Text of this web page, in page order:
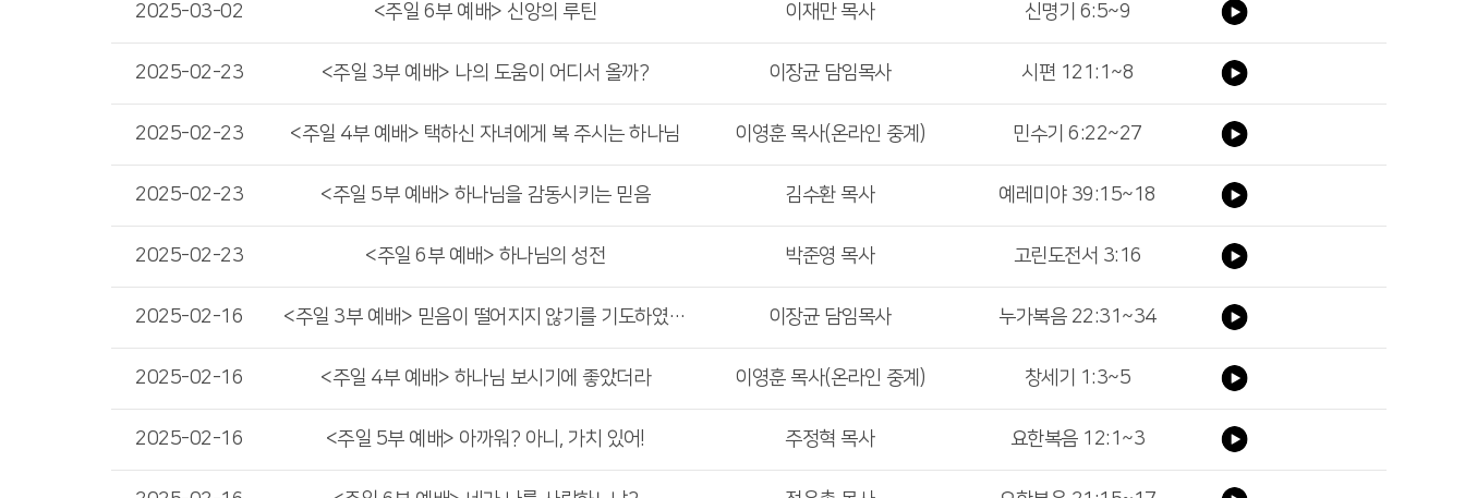
2025-03-02 <주일 6부 예배> 신앙의 루틴 이재만 목사 신명기 6:5~9
2025-02-23 <주일 3부 예배> 나의 도움이 어디서 올까? 이장균 담임목사 시편 121:1~8
2025-02-23 <주일 4부 예배> 택하신 자녀에게 복 주시는 하나님 이영훈 목사(온라인 중계) 민수기 6:22~27
2025-02-23 <주일 5부 예배> 하나님을 감동시키는 믿음 김수환 목사 예레미야 39:15~18
2025-02-23 <주일 6부 예배> 하나님의 성전 박준영 목사 고린도전서 3:16
2025-02-16 <주일 3부 예배> 믿음이 떨어지지 않기를 기도하였노니 이장균 담임목사 누가복음 22:31~34
2025-02-16 <주일 4부 예배> 하나님 보시기에 좋았더라 이영훈 목사(온라인 중계) 창세기 1:3~5
2025-02-16 <주일 5부 예배> 아까워? 아니, 가치 있어! 주정혁 목사 요한복음 12:1~3